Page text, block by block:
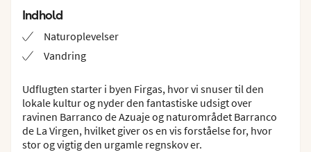
Udflugten starter i byen Firgas, hvor vi snuser til den
lokale kultur og nyder den fantastiske udsigt over
ravinen Barranco de Azuaje og naturområdet Barranco
de La Virgen, hvilket giver os en vis forståelse for, hvor
stor og vigtig den urgamle regnskov er.
Indhold
Naturoplevelser
Vandring